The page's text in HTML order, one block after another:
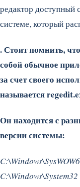
редактор
системе, который
. Стоит помнить,
собой обычное
за счет своего
называется
Он находится с
версии системы: